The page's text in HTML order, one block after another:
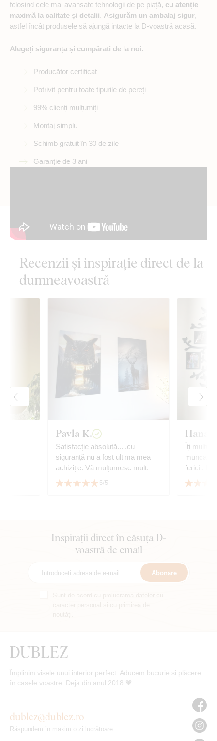
folosind cele mai avansate tehnologii de pe piață, cu atenție
maximă la calitate și detalii. Asigurăm un ambalaj sigur,
astfel încât produsele să ajungă intacte la D-voastră acasă.
Alegeți siguranța și cumpărați de la noi:
Producător certificat
Potrivit pentru toate tipurile de pereți
99% clienți mulțumiți
Montaj simplu
Schimb gratuit în 30 de zile
Garanție de 3 ani
Recenzii și inspirație direct de la
dumneavoastră
Pavla K.
Satisfacție absolută.....cu
siguranță nu a fost ultima mea
achiziție. Vă mulțumesc mult.
5/5
Hana
Îți
munca
fericit.
data
Inspirații direct în căsuța D-
voastră de email
Abonare
Împlinim visele unui interior perfect. Aducem bucurie și plăcere
în casele voastre. Deja din anul 2018 🧡
dublez@dublez.ro
Răspundem în maxim o zi lucrătoare